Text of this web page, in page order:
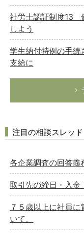
社労士認証制度13
しよう
学生納付特例の手続
支給に
注目の相談スレッド
各企業調査の回答義
取引先の締日・入金
７５歳以上に社員
いて。